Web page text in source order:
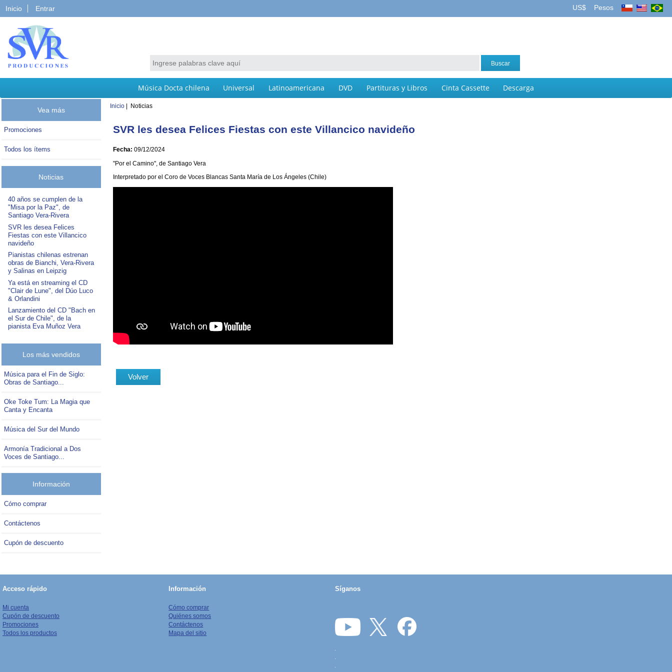
Inicio Entrar US$ Pesos
Música Docta chilena Universal Latinoamericana DVD Partituras y Libros Cinta Cassette Descarga
Vea más
Promociones
Todos los ítems
Noticias
40 años se cumplen de la
"Misa por la Paz", de
Santiago Vera-Rivera
SVR les desea Felices
Fiestas con este Villancico
navideño
Pianistas chilenas estrenan
obras de Bianchi, Vera-Rivera
y Salinas en Leipzig
Ya está en streaming el CD
"Clair de Lune", del Dúo Luco
& Orlandini
Lanzamiento del CD "Bach en
el Sur de Chile", de la
pianista Eva Muñoz Vera
Los más vendidos
Música para el Fin de Siglo:
Obras de Santiago...
Oke Toke Tum: La Magia que
Canta y Encanta
Música del Sur del Mundo
Armonía Tradicional a Dos
Voces de Santiago...
Información
Cómo comprar
Contáctenos
Cupón de descuento
Inicio | Noticias
SVR les desea Felices Fiestas con este Villancico navideño
Fecha: 09/12/2024
"Por el Camino", de Santiago Vera
Interpretado por el Coro de Voces Blancas Santa María de Los Ángeles (Chile)
Volver
Acceso rápido
Mi cuenta
Cupón de descuento
Promociones
Todos los productos
Información
Cómo comprar
Quiénes somos
Contáctenos
Mapa del sitio
Síganos